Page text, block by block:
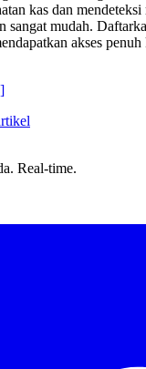
kas dan
sangat mudah.
akses
Real-time.